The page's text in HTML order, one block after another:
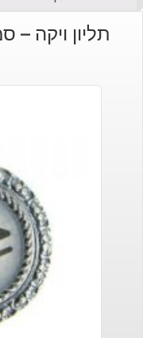
המקורי
היה:
הנוכחי
הוא:תליון ויקה